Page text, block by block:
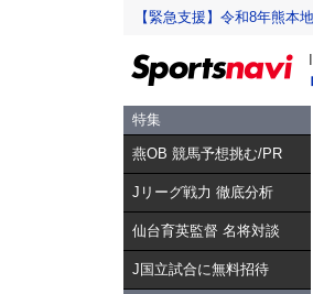
【緊急支援】令和8年熊本
特集
燕OB 競馬予想挑む/PR
Jリーグ戦力 徹底分析
仙台育英監督 名将対談
J国立試合に無料招待